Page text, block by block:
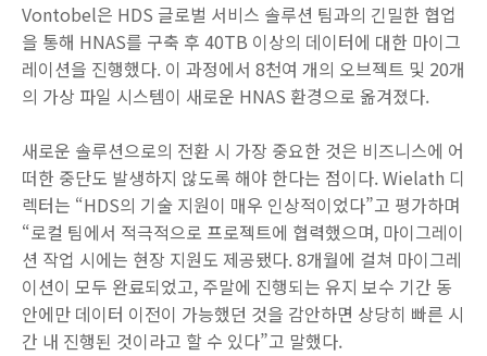
Vontobel은 HDS 글로벌 서비스 솔루션 팀과의 긴밀한 협업
을 통해 HNAS를 구축 후 40TB 이상의 데이터에 대한 마이그
레이션을 진행했다. 이 과정에서 8천여 개의 오브젝트 및 20개
의 가상 파일 시스템이 새로운 HNAS 환경으로 옮겨졌다.
새로운 솔루션으로의 전환 시 가장 중요한 것은 비즈니스에 어
떠한 중단도 발생하지 않도록 해야 한다는 점이다. Wielath 디
렉터는 “HDS의 기술 지원이 매우 인상적이었다”고 평가하며
“로컬 팀에서 적극적으로 프로젝트에 협력했으며, 마이그레이
션 작업 시에는 현장 지원도 제공됐다. 8개월에 걸쳐 마이그레
이션이 모두 완료되었고, 주말에 진행되는 유지 보수 기간 동
안에만 데이터 이전이 가능했던 것을 감안하면 상당히 빠른 시
간 내 진행된 것이라고 할 수 있다”고 말했다.